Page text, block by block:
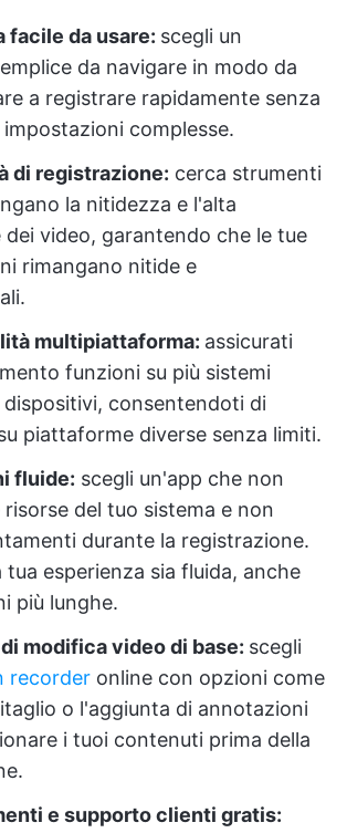
facile da usare: scegli un
da navigare in modo da
a registrare rapidamente senza
complesse.
di registrazione: cerca strumenti
la nitidezza e l'alta
dei video, garantendo che le tue
rimangano nitide e
multipiattaforma: assicurati
funzioni su più sistemi
consentendoti di
piattaforme diverse senza limiti.
fluide: scegli un'app che non
risorse del tuo sistema e non
durante la registrazione.
tua esperienza sia fluida, anche
più lunghe.
modifica video di base: scegli
recorder online con opzioni come
o l'aggiunta di annotazioni
i tuoi contenuti prima della
e supporto clienti gratis: